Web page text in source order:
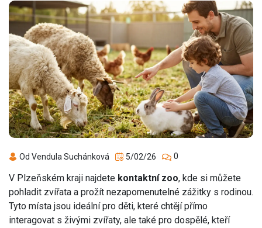
Od Vendula Suchánková 5/02/26 0
V Plzeňském kraji najdete kontaktní zoo, kde si můžete
pohladit zvířata a prožít nezapomenutelné zážitky s rodinou.
Tyto místa jsou ideální pro děti, které chtějí přímo
interagovat s živými zvířaty, ale také pro dospělé, kteří